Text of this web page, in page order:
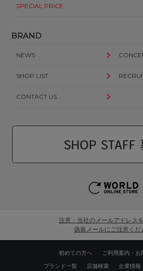
SPECIAL PRICE
BRAND
NEWS
SHOP LIST
CONTACT US
SHOP STAFF
注意：当社のメールアドレス
偽装メールにご注意くだ
初めての方へ ご利用案内・お
ブランド一覧 店舗検索 企業情報